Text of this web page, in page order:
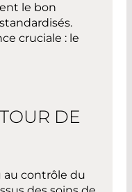
le bon
cruciale : le
DE
au contrôle du